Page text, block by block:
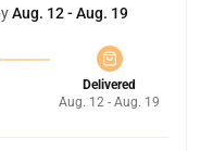
Aug. 12 - Aug. 19
Delivered
Aug. 12 - Aug. 19